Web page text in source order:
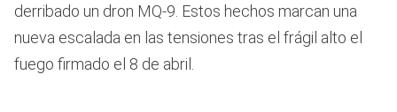
derribado un dron MQ-9. Estos hechos marcan una
nueva escalada en las tensiones tras el frágil alto el
fuego firmado el 8 de abril.